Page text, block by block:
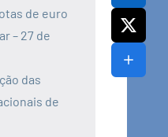
de euro
– 27 de
das
de